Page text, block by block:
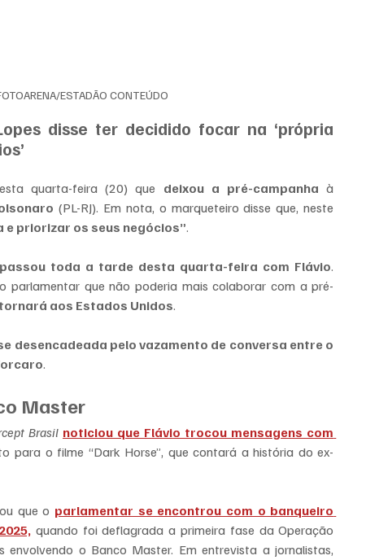
ESTADÃO CONTEÚDO
disse ter decidido focar na ‘própria
quarta-feira (20) que deixou a pré-campanha à
(PL-RJ). Em nota, o marqueteiro disse que, neste
priorizar os seus negócios”.
toda a tarde desta quarta-feira com Flávio.
parlamentar que não poderia mais colaborar com a pré-
aos Estados Unidos.
desencadeada pelo vazamento de conversa entre o
.
Master
Brasil noticiou que Flávio trocou mensagens com
para o filme “Dark Horse”, que contará a história do ex-
que o parlamentar se encontrou com o banqueiro
quando foi deflagrada a primeira fase da Operação